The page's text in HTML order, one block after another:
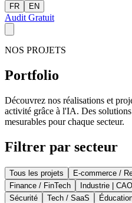
FR EN
Audit Gratuit
NOS PROJETS
Portfolio
Découvrez nos réalisations et
activité grâce à l'IA. Des solutions
mesurables pour chaque secteur.
Filtrer par secteur
Tous les projets E-commerce /
Finance / FinTech
Industrie |
Sécurité
Tech / SaaS